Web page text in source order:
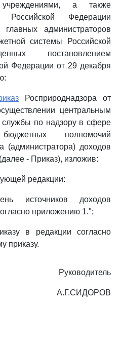
а также
Российской Федерации
администраторов
системы Российской
постановлением
Федерации от 29 декабря
Росприроднадзора от
центральным
по надзору в сфере
бюджетных полномочий
(администратора) доходов
- Приказ), изложив:
редакции:
источников доходов
приложению 1.";
в редакции согласно
приказу.
Руководитель
А.Г.СИДОРОВ